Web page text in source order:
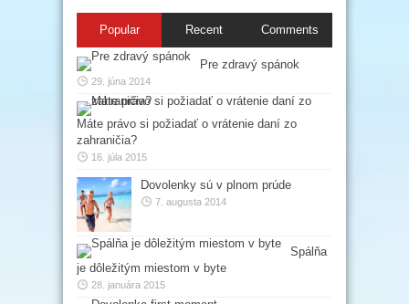
Popular Recent Comments
Pre zdravý spánok
29. júna 2014
Máte právo si požiadať o vrátenie daní zo
zahraničia?
16. júla 2015
Dovolenky sú v plnom prúde
7. augusta 2014
Spálňa
je dôležitým miestom v byte
28. januára 2015